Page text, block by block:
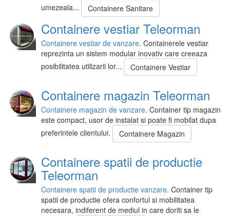
umezeala...
Containere Sanitare
Containere vestiar Teleorman
Containere vestiar de vanzare. Containerele vestiar
reprezinta un sistem modular inovativ care creeaza
posibilitatea utilizarii lor...
Containere Vestiar
Containere magazin Teleorman
Containere magazin de vanzare. Container tip magazin
este compact, usor de instalat si poate fi mobilat dupa
preferintele clientului.
Containere Magazin
Containere spatii de productie
Teleorman
Containere spatii de productie vanzare. Container tip
spatii de productie ofera confortul si mobilitatea
necesara, indiferent de mediul in care doriti sa le